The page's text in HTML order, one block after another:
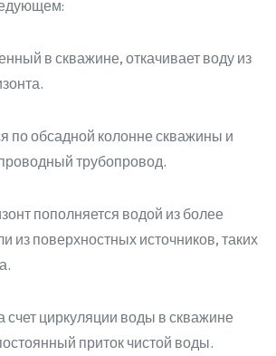
в скважине, откачивает воду из
по обсадной колонне скважины и
трубопровод.
пополняется водой из более
из поверхностных источников, таких
счет циркуляции воды в скважине
приток чистой воды.